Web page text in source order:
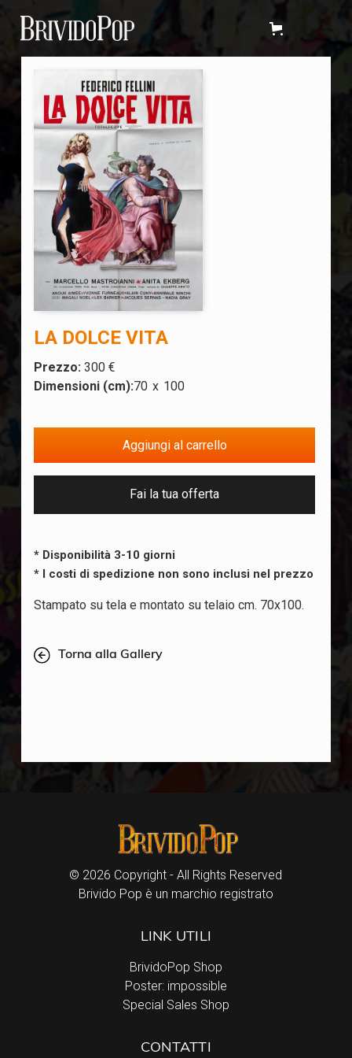
LA DOLCE VITA
Prezzo:300 €
Dimensioni (cm):70 x 100
Fai la tua offerta
* Disponibilità 3-10 giorni
* I costi di spedizione non sono inclusi nel prezzo
Stampato su tela e montato su telaio cm. 70x100.
Torna alla Gallery
© 2026 Copyright - All Rights Reserved
Brivido Pop è un marchio registrato
LINK UTILI
BrividoPop Shop
Poster: impossible
Special Sales Shop
CONTATTI